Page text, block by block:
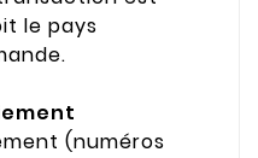
le pays
(numéros